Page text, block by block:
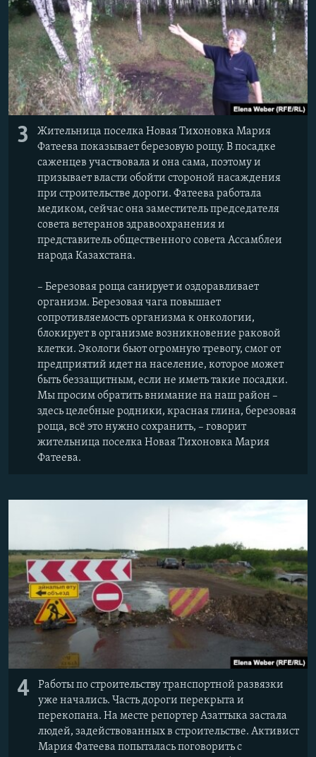
3
Жительница поселка Новая Тихоновка Мария
Фатеева показывает березовую рощу. В посадке
саженцев участвовала и она сама, поэтому и
призывает власти обойти стороной насаждения
при строительстве дороги. Фатеева работала
медиком, сейчас она заместитель председателя
совета ветеранов здравоохранения и
представитель общественного совета Ассамблеи
народа Казахстана.
– Березовая роща санирует и оздоравливает
организм. Березовая чага повышает
сопротивляемость организма к онкологии,
блокирует в организме возникновение раковой
клетки. Экологи бьют огромную тревогу, смог от
предприятий идет на население, которое может
быть беззащитным, если не иметь такие посадки.
Мы просим обратить внимание на наш район –
здесь целебные родники, красная глина, березовая
роща, всё это нужно сохранить, – говорит
жительница поселка Новая Тихоновка Мария
Фатеева.
4
Работы по строительству транспортной развязки
уже начались. Часть дороги перекрыта и
перекопана. На месте репортер Азаттыка застала
людей, задействованных в строительстве. Активист
Мария Фатеева попыталась поговорить с